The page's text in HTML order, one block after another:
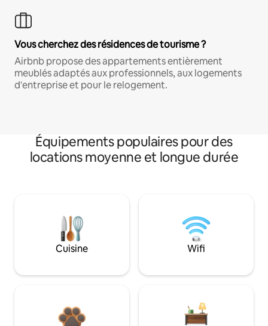
Vous cherchez des résidences de tourisme ?
Airbnb propose des appartements entièrement
meublés adaptés aux professionnels, aux logements
d'entreprise et pour le relogement.
Équipements populaires pour des
locations moyenne et longue durée
Cuisine Wifi